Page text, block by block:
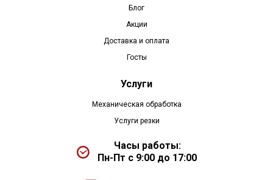
Блог
Акции
Доставка и оплата
Госты
Услуги
Механическая обработка
Услуги резки
Часы работы:
Пн-Пт с 9:00 до 17:00